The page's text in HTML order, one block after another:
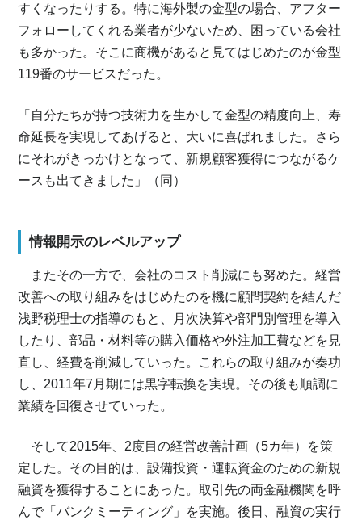
すくなったりする。特に海外製の金型の場合、アフター
フォローしてくれる業者が少ないため、困っている会社
も多かった。そこに商機があると見てはじめたのが金型
119番のサービスだった。
「自分たちが持つ技術力を生かして金型の精度向上、寿
命延長を実現してあげると、大いに喜ばれました。さら
にそれがきっかけとなって、新規顧客獲得につながるケ
ースも出てきました」（同）
情報開示のレベルアップ
またその一方で、会社のコスト削減にも努めた。経営
改善への取り組みをはじめたのを機に顧問契約を結んだ
浅野税理士の指導のもと、月次決算や部門別管理を導入
したり、部品・材料等の購入価格や外注加工費などを見
直し、経費を削減していった。これらの取り組みが奏功
し、2011年7月期には黒字転換を実現。その後も順調に
業績を回復させていった。
そして2015年、2度目の経営改善計画（5カ年）を策
定した。その目的は、設備投資・運転資金のための新規
融資を獲得することにあった。取引先の両金融機関を呼
んで「バンクミーティング」を実施。後日、融資の実行